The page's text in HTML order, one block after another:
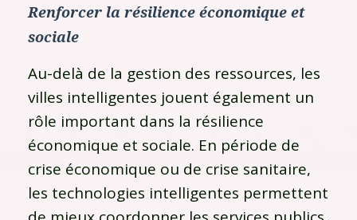
Renforcer la résilience économique et
sociale
Au-delà de la gestion des ressources, les
villes intelligentes jouent également un
rôle important dans la résilience
économique et sociale. En période de
crise économique ou de crise sanitaire,
les technologies intelligentes permettent